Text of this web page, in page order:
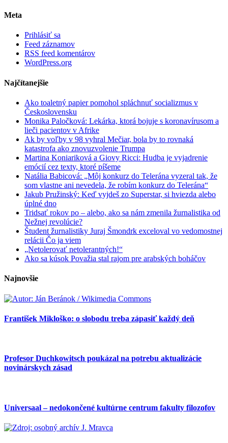
Meta
Prihlásiť sa
Feed záznamov
RSS feed komentárov
WordPress.org
Najčítanejšie
Ako toaletný papier pomohol spláchnuť socializmus v
Československu
Monika Paločková: Lekárka, ktorá bojuje s koronavírusom a
lieči pacientov v Afrike
Ak by voľby v 98 vyhral Mečiar, bola by to rovnaká
katastrofa ako znovuzvolenie Trumpa
Martina Koniariková a Giovy Ricci: Hudba je vyjadrenie
emócií cez texty, ktoré píšeme
Natália Babicová: „Môj konkurz do Telerána vyzeral tak, že
som vlastne ani nevedela, že robím konkurz do Telerána“
Jakub Pružinský: Keď vyjdeš zo Superstar, si hviezda alebo
úplné dno
Tridsať rokov po – alebo, ako sa nám zmenila žurnalistika od
Nežnej revolúcie?
Študent žurnalistiky Juraj Šmondrk exceloval vo vedomostnej
relácii Čo ja viem
„Netolerovať netolerantných!“
Ako sa kúsok Považia stal rajom pre arabských boháčov
Najnovšie
František Mikloško: o slobodu treba zápasiť každý deň
Profesor Duchkowitsch poukázal na potrebu aktualizácie
novinárskych zásad
Universaal – nedokončené kultúrne centrum fakulty filozofov